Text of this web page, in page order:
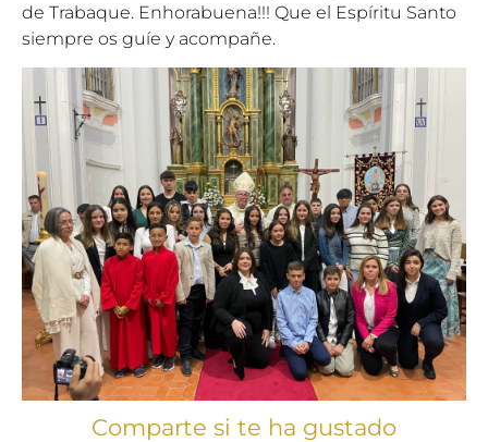
de Trabaque. Enhorabuena!!! Que el Espíritu Santo
siempre os guíe y acompañe.
Comparte si te ha gustado